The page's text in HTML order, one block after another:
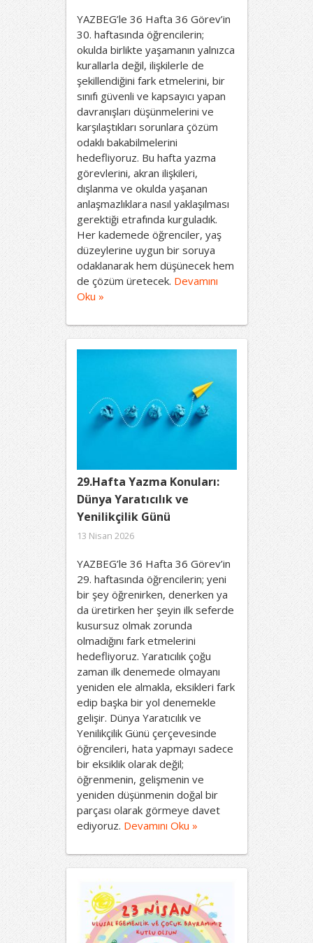
YAZBEG’le 36 Hafta 36 Görev’in
30. haftasında öğrencilerin;
okulda birlikte yaşamanın yalnızca
kurallarla değil, ilişkilerle de
şekillendiğini fark etmelerini, bir
sınıfı güvenli ve kapsayıcı yapan
davranışları düşünmelerini ve
karşılaştıkları sorunlara çözüm
odaklı bakabilmelerini
hedefliyoruz. Bu hafta yazma
görevlerini, akran ilişkileri,
dışlanma ve okulda yaşanan
anlaşmazlıklara nasıl yaklaşılması
gerektiği etrafında kurguladık.
Her kademede öğrenciler, yaş
düzeylerine uygun bir soruya
odaklanarak hem düşünecek hem
de çözüm üretecek. Devamını
Oku »
29.Hafta Yazma Konuları:
Dünya Yaratıcılık ve
Yenilikçilik Günü
13 Nisan 2026
YAZBEG’le 36 Hafta 36 Görev’in
29. haftasında öğrencilerin; yeni
bir şey öğrenirken, denerken ya
da üretirken her şeyin ilk seferde
kusursuz olmak zorunda
olmadığını fark etmelerini
hedefliyoruz. Yaratıcılık çoğu
zaman ilk denemede olmayanı
yeniden ele almakla, eksikleri fark
edip başka bir yol denemekle
gelişir. Dünya Yaratıcılık ve
Yenilikçilik Günü çerçevesinde
öğrencileri, hata yapmayı sadece
bir eksiklik olarak değil;
öğrenmenin, gelişmenin ve
yeniden düşünmenin doğal bir
parçası olarak görmeye davet
ediyoruz. Devamını Oku »